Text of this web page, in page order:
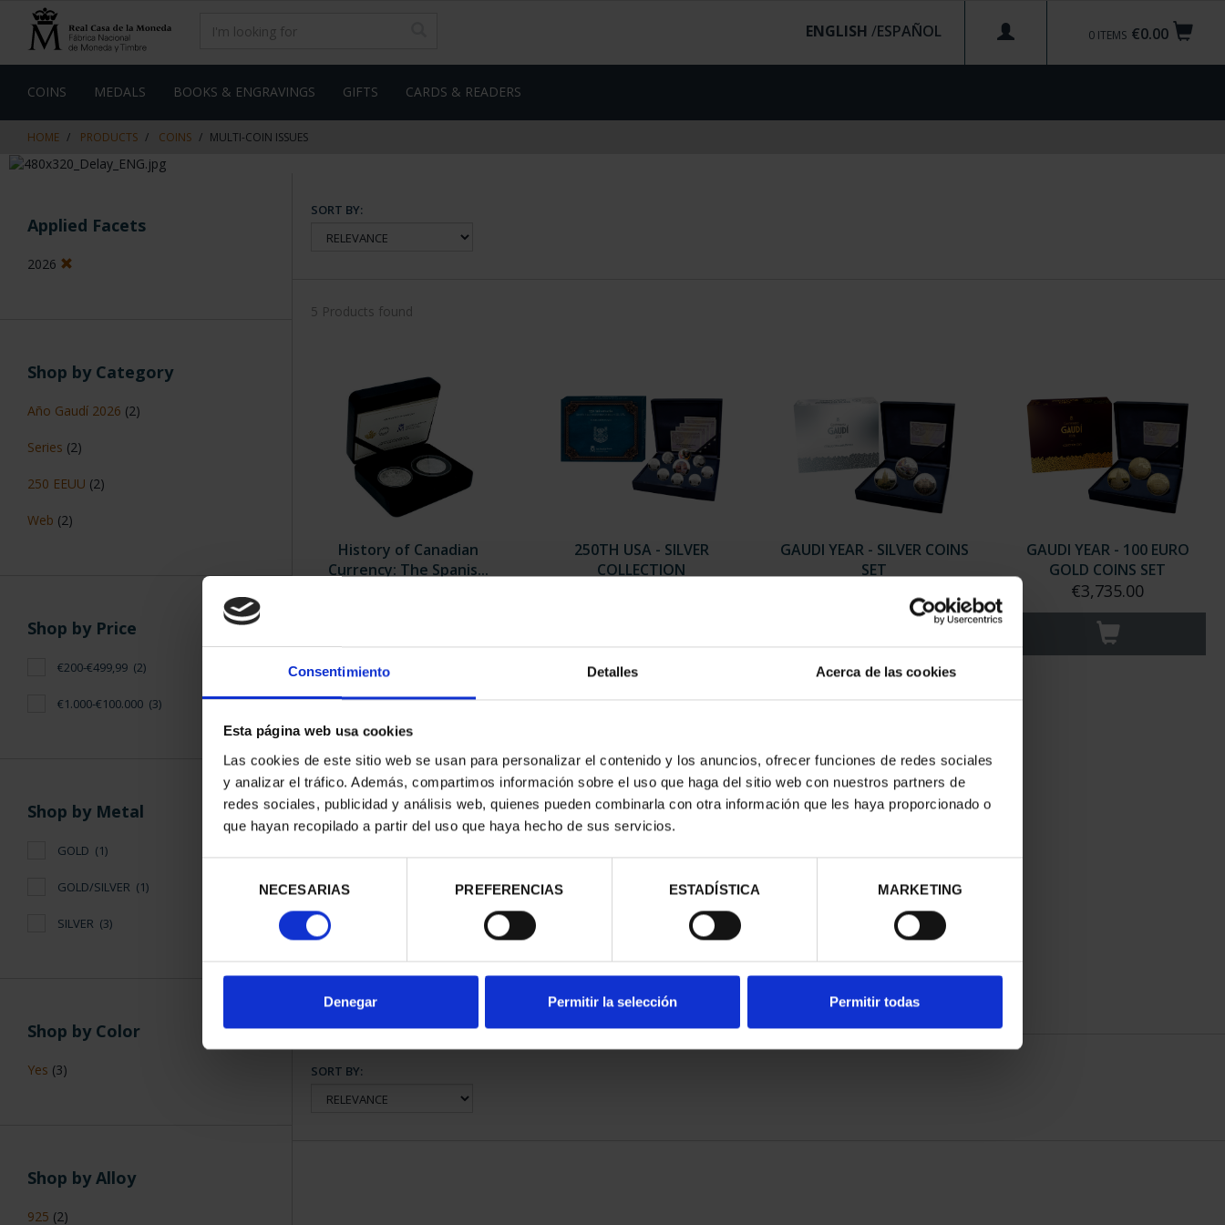
Consentimiento Detalles Acerca de las cookies
Esta página web usa cookies
Las cookies de este sitio web se usan para personalizar el contenido y los anuncios, ofrecer funciones de redes sociales
y analizar el tráfico. Además, compartimos información sobre el uso que haga del sitio web con nuestros partners de
redes sociales, publicidad y análisis web, quienes pueden combinarla con otra información que les haya proporcionado o
que hayan recopilado a partir del uso que haya hecho de sus servicios.
consentimiento
NECESARIAS PREFERENCIAS ESTADÍSTICA MARKETING
Denegar Permitir la selección Permitir todas
content
navigation
menu
€0.00
0 ITEMS
ENGLISH /
COINS MEDALS BOOKS & ENGRAVINGS GIFTS CARDS & READERS
HOME PRODUCTS COINS MULTI-COIN ISSUES
Applied Facets
2026
Shop by Category
Año Gaudí 2026 (2)
Series (2)
250 EEUU (2)
Web (2)
Shop by Price
€200-€499,99 (2)
€1.000-€100.000 (3)
Shop by Metal
GOLD (1)
GOLD/SILVER (1)
SILVER (3)
Shop by Color
Yes (3)
Shop by Alloy
925 (2)
SORT BY:
5 Products found
History of Canadian
Currency: The Spanis...
250TH USA - SILVER
COLLECTION
GAUDI YEAR - SILVER COINS
SET
GAUDI YEAR - 100 EURO
GOLD COINS SET
€3,735.00
SORT BY: